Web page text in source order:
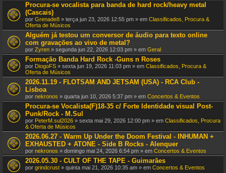
Procura-se vocalista para banda de hard rock/heavy metal
(Cascais)
por Grenade8 » terça jun 23, 2026 12:55 pm » em Classificados, Procura &
Oferta de Músicos
Alguém já testou um conversor de áudio para texto online
com gravações ao vivo de metal?
por Zyren » segunda jun 22, 2026 12:03 pm » em Geral
Formação Banda Hard Rock -Guns n Roses
por DiogoFS » sexta jun 19, 2026 11:03 pm » em Classificados, Procura &
Oferta de Músicos
2026.11.19 - FLOTSAM AND JETSAM (USA) - RCA Club -
Lisboa
por nekronos » quarta jun 10, 2026 5:37 pm » em Concertos & Eventos
Procura-se Vocalista(F)18-35 c/ Forte Identidade visual Post-
Punk/Rock - M.Sul
por PeterM.sul2026 » sexta mai 29, 2026 12:00 pm » em Classificados, Procura
& Oferta de Músicos
2026.06.27 - Warm Up Under the Doom Festival - INHUMAN +
EXHAUSTED + ATONE - Side B Rocks - Alenquer
por nekronos » domingo mai 24, 2026 6:54 pm » em Concertos & Eventos
2026.05.30 - CULT OF THE TAPE - Guimarães
por grindcrust » quinta mai 21, 2026 10:35 am » em Concertos & Eventos